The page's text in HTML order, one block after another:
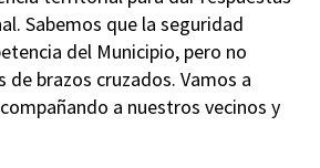
Sabemos que la seguridad
del Municipio, pero no
de brazos cruzados. Vamos a
a nuestros vecinos y